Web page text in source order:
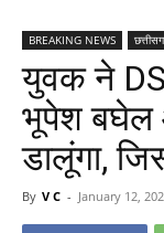
BREAKING NEWS
युवक ने
भूपेश बघेल
डालूंगा,
By V C - January 12,